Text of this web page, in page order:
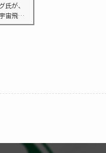
が、
宙飛行
た。